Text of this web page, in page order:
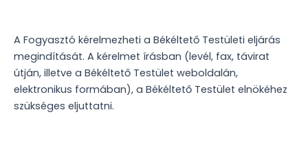
A Fogyasztó kérelmezheti a Békéltető Testületi eljárás
megindítását. A kérelmet írásban (levél, fax, távirat
útján, illetve a Békéltető Testület weboldalán,
elektronikus formában), a Békéltető Testület elnökéhez
szükséges eljuttatni.